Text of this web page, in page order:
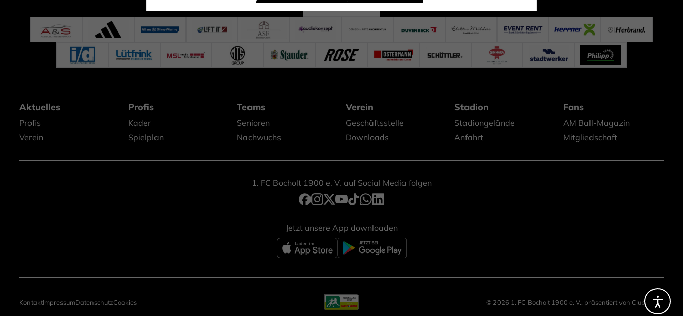
Aktuelles
Profis
Verein
Profis
Kader
Spielplan
Teams
Senioren
Nachwuchs
Verein
Geschäftsstelle
Downloads
Stadion
Stadiongelände
Anfahrt
Fans
AM Ball-Magazin
Mitgliedschaft
1. FC Bocholt 1900 e. V. auf Social Media folgen
Jetzt unsere App downloaden
KontaktImpressumDatenschutzCookies © 2026 1. FC Bocholt 1900 e. V., präsentiert von ClubShare